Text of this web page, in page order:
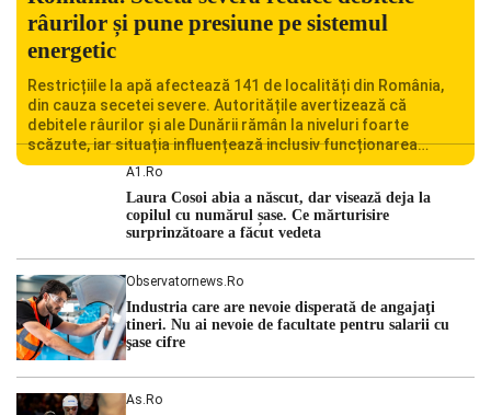
râurilor și pune presiune pe sistemul
energetic
Restricțiile la apă afectează 141 de localități din România,
din cauza secetei severe. Autoritățile avertizează că
debitele râurilor și ale Dunării rămân la niveluri foarte
scăzute, iar situația influențează inclusiv funcționarea
Centralei Nucleare de la Cernavodă. România se confruntă
hidrologic din ultimii ani. Lipsa […]
A1.ro
Laura Cosoi abia a născut, dar visează deja la
copilul cu numărul șase. Ce mărturisire
surprinzătoare a făcut vedeta
Observatornews.ro
Industria care are nevoie disperată de angajaţi
tineri. Nu ai nevoie de facultate pentru salarii cu
şase cifre
As.ro